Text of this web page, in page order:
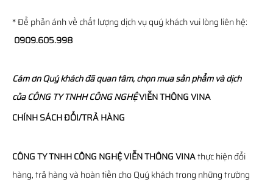
* Để phản ánh về chất lượng dịch vụ quý khách vui lòng liên hệ:
0909.605.998
Cám ơn Quý khách đã quan tâm, chọn mua sản phẩm và dịch
củaCÔNG TY TNHH CÔNG NGHỆVIỄN THÔNGVINA
CHÍNH SÁCH ĐỔI/TRẢ HÀNG
CÔNG TY TNHH CÔNG NGHỆ VIỄN THÔNG VINAthực hiện đổi
hàng, trả hàng và hoàn tiền cho Quý khách trong những trường